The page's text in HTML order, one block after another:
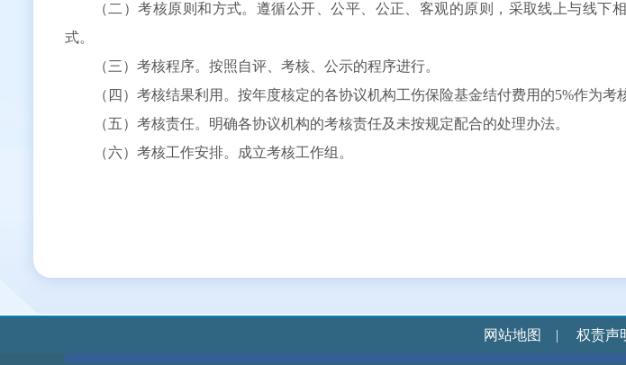
（二）考核原则和方式。遵循公开、公平、公正、客观的原则，采取线上与线
式。
（三）考核程序。按照自评、考核、公示的程序进行。
（四）考核结果利用。按年度核定的各协议机构工伤保险基金结付费用的5%作为
（五）考核责任。明确各协议机构的考核责任及未按规定配合的处理办法。
（六）考核工作安排。成立考核工作组。
网站地图 | 权责声